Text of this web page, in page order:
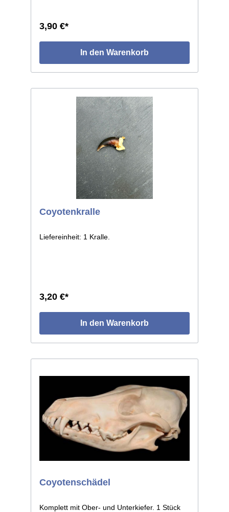
3,90 €*
In den Warenkorb
Coyotenkralle
Liefereinheit: 1 Kralle.
3,20 €*
In den Warenkorb
Coyotenschädel
Komplett mit Ober- und Unterkiefer. 1 Stück